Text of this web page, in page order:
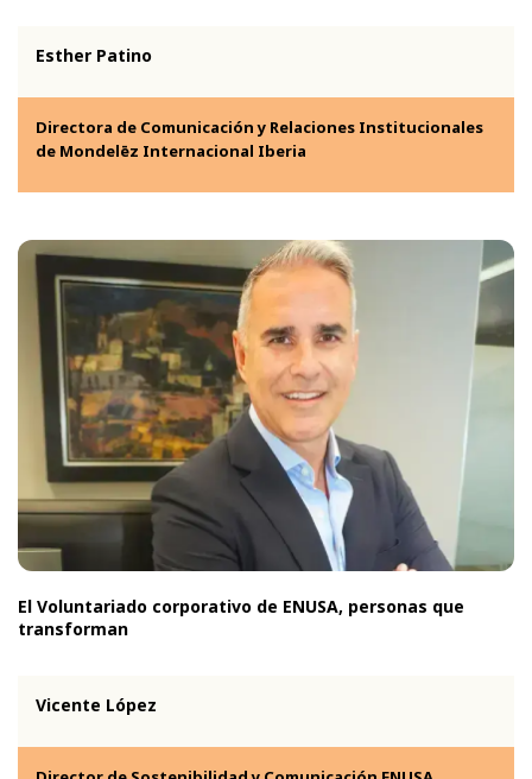
Esther Patino
Directora de Comunicación y Relaciones Institucionales
de Mondelēz Internacional Iberia
El Voluntariado corporativo de ENUSA, personas que
transforman
Vicente López